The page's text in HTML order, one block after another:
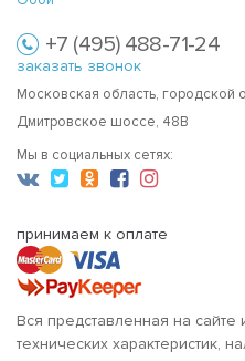
+7 (495) 488-71-24
заказать звонок
Московская область, городской
Дмитровское шоссе, 48В
Мы в социальных сетях:
принимаем к оплате
Вся представленная на
технических характеристик,